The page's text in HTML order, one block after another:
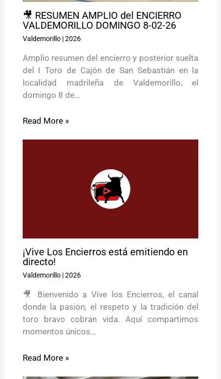
🎥 RESUMEN AMPLIO del ENCIERRO
VALDEMORILLO DOMINGO 8-02-26
Valdemorillo|2026
Amplio resumen del encierro y posterior suelta
del I Toro de Cajón de San Sebastián en la
localidad madrileña de Valdemorillo, el
domingo 8 de…
Read More »
¡Vive Los Encierros está emitiendo en
directo!
Valdemorillo|2026
🎥 Bienvenido a Vive los Encierros, el canal
donde la pasión, el respeto y la tradición del
toro bravo cobran vida. Aquí compartimos
momentos únicos…
Read More »